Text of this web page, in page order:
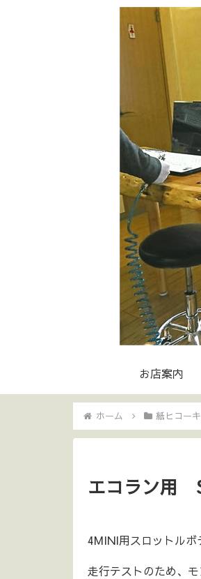
お店案内
ホーム 紙ヒコー
エコラン用
4MINI用スロットル
走行テストのため、